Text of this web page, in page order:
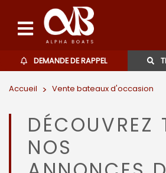
Bateaux d'occasions
L'agence
Contact
DEMANDE DE RAPPEL
Accueil > Vente bateaux d'occasion
DÉCOUVREZ
NOS